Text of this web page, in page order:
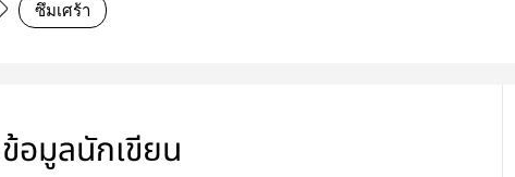
ซึมเศร้า
ข้อมูลนักเขียน